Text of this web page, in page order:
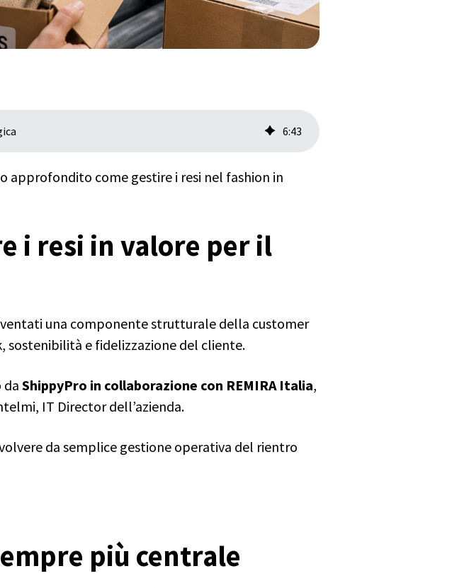
6:43
approfondito come gestire i resi nel fashion in
i resi in valore per il
una componente strutturale della customer
e fidelizzazione del cliente.
da ShippyPro in collaborazione con REMIRA Italia,
IT Director dell’azienda.
da semplice gestione operativa del rientro
più centrale